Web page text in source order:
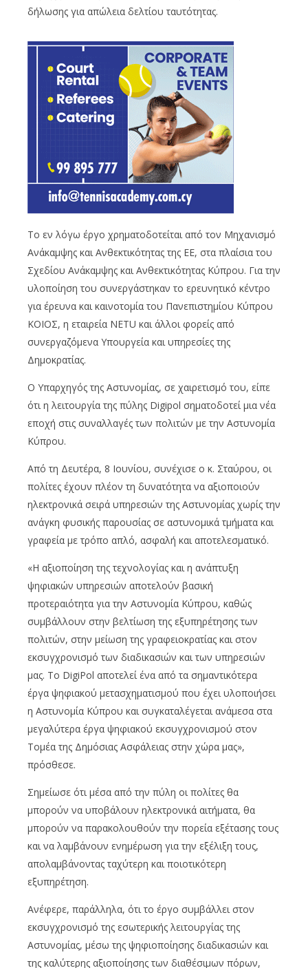
δήλωσης για απώλεια δελτίου ταυτότητας.
Το εν λόγω έργο χρηματοδοτείται από τον Μηχανισμό
Ανάκαμψης και Ανθεκτικότητας της ΕΕ, στα πλαίσια του
Σχεδίου Ανάκαμψης και Ανθεκτικότητας Κύπρου. Για την
υλοποίηση του συνεργάστηκαν το ερευνητικό κέντρο
για έρευνα και καινοτομία του Πανεπιστημίου Κύπρου
ΚΟΙΟΣ, η εταιρεία NETU και άλλοι φορείς από
συνεργαζόμενα Υπουργεία και υπηρεσίες της
Δημοκρατίας.
Ο Υπαρχηγός της Αστυνομίας, σε χαιρετισμό του, είπε
ότι η λειτουργία της πύλης Digipol σηματοδοτεί μια νέα
εποχή στις συναλλαγές των πολιτών με την Αστυνομία
Κύπρου.
Από τη Δευτέρα, 8 Ιουνίου, συνέχισε ο κ. Σταύρου, οι
πολίτες έχουν πλέον τη δυνατότητα να αξιοποιούν
ηλεκτρονικά σειρά υπηρεσιών της Αστυνομίας χωρίς την
ανάγκη φυσικής παρουσίας σε αστυνομικά τμήματα και
γραφεία με τρόπο απλό, ασφαλή και αποτελεσματικό.
«Η αξιοποίηση της τεχνολογίας και η ανάπτυξη
ψηφιακών υπηρεσιών αποτελούν βασική
προτεραιότητα για την Αστυνομία Κύπρου, καθώς
συμβάλλουν στην βελτίωση της εξυπηρέτησης των
πολιτών, στην μείωση της γραφειοκρατίας και στον
εκσυγχρονισμό των διαδικασιών και των υπηρεσιών
μας. Το DigiPol αποτελεί ένα από τα σημαντικότερα
έργα ψηφιακού μετασχηματισμού που έχει υλοποιήσει
η Αστυνομία Κύπρου και συγκαταλέγεται ανάμεσα στα
μεγαλύτερα έργα ψηφιακού εκσυγχρονισμού στον
Τομέα της Δημόσιας Ασφάλειας στην χώρα μας»,
πρόσθεσε.
Σημείωσε ότι μέσα από την πύλη οι πολίτες θα
μπορούν να υποβάλουν ηλεκτρονικά αιτήματα, θα
μπορούν να παρακολουθούν την πορεία εξέτασης τους
και να λαμβάνουν ενημέρωση για την εξέλιξη τους,
απολαμβάνοντας ταχύτερη και ποιοτικότερη
εξυπηρέτηση.
Ανέφερε, παράλληλα, ότι το έργο συμβάλλει στον
εκσυγχρονισμό της εσωτερικής λειτουργίας της
Αστυνομίας, μέσω της ψηφιοποίησης διαδικασιών και
της καλύτερης αξιοποίησης των διαθέσιμων πόρων,